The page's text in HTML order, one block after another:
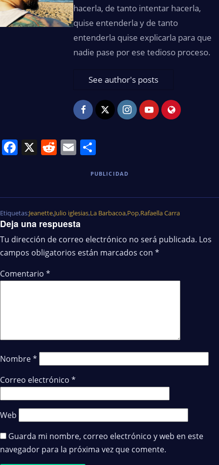
hacerla, de tanto intentar hacerla,
quise entenderla y de tanto
entenderla quise explicarla para que
nadie pase por ese tedioso proceso.
See author's posts
Facebook
X Reddit
Email
PUBLICIDAD
Etiquetas:Jeanette,Julio iglesias,La Barbacoa,Pop,Rafaella Carra
Deja una respuesta
Tu dirección de correo electrónico no será publicada. Los
campos obligatorios están marcados con *
Comentario *
Nombre*
Correo electrónico *
Web
Guarda mi nombre, correo electrónico y web en este
navegador para la próxima vez que comente.